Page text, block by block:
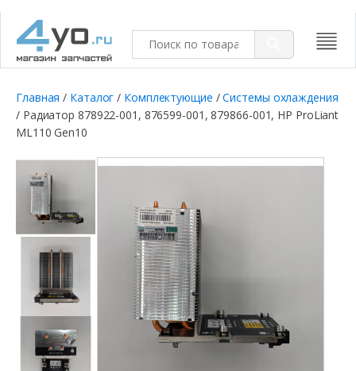
Главная / Каталог / Комплектующие /Системы охлаждения
/ Радиатор 878922-001, 876599-001, 879866-001, HP ProLiant
ML110 Gen10